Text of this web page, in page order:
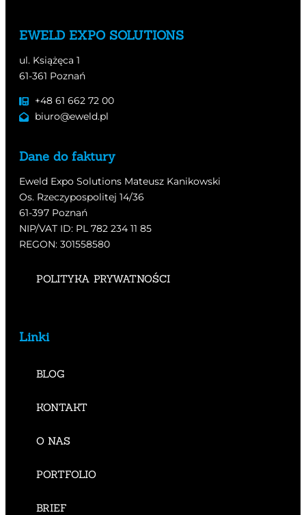
EWELD EXPO SOLUTIONS
ul. Książęca 1
61-361 Poznań
+48 61 662 72 00
biuro@eweld.pl
Dane do faktury
Eweld Expo Solutions Mateusz Kanikowski
Os. Rzeczypospolitej 14/36
61-397 Poznań
NIP/VAT ID: PL 782 234 11 85
REGON: 301558580
POLITYKA PRYWATNOŚCI
Linki
BLOG
KONTAKT
O NAS
PORTFOLIO
BRIEF